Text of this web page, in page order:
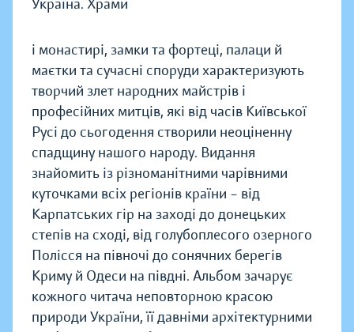
Україна. Храми
і монастирі, замки та фортеці, палаци й
маєтки та сучасні споруди характеризують
творчий злет народних майстрів і
професійних митців, які від часів Київської
Русі до сьогодення створили неоціненну
спадщину нашого народу. Видання
знайомить із різноманітними чарівними
куточками всіх регіонів країни – від
Карпатських гір на заході до донецьких
степів на сході, від голубоплесого озерного
Полісся на півночі до сонячних берегів
Криму й Одеси на півдні. Альбом зачарує
кожного читача неповторною красою
природи України, її давніми архітектурними